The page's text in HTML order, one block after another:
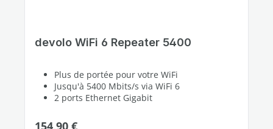
devolo WiFi 6 Repeater 5400
Plus de portée pour votre WiFi
Jusqu'à 5400 Mbits/s via WiFi 6
2 ports Ethernet Gigabit
Prix régulier :
154,90 €